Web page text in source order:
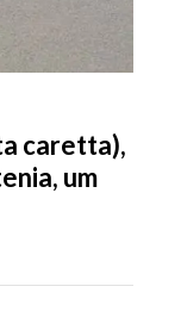
caretta),
um